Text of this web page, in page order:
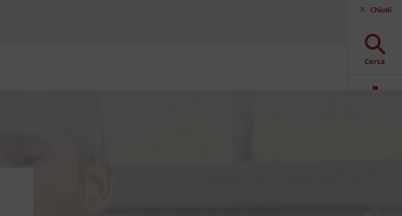
Chiudi
Cerca